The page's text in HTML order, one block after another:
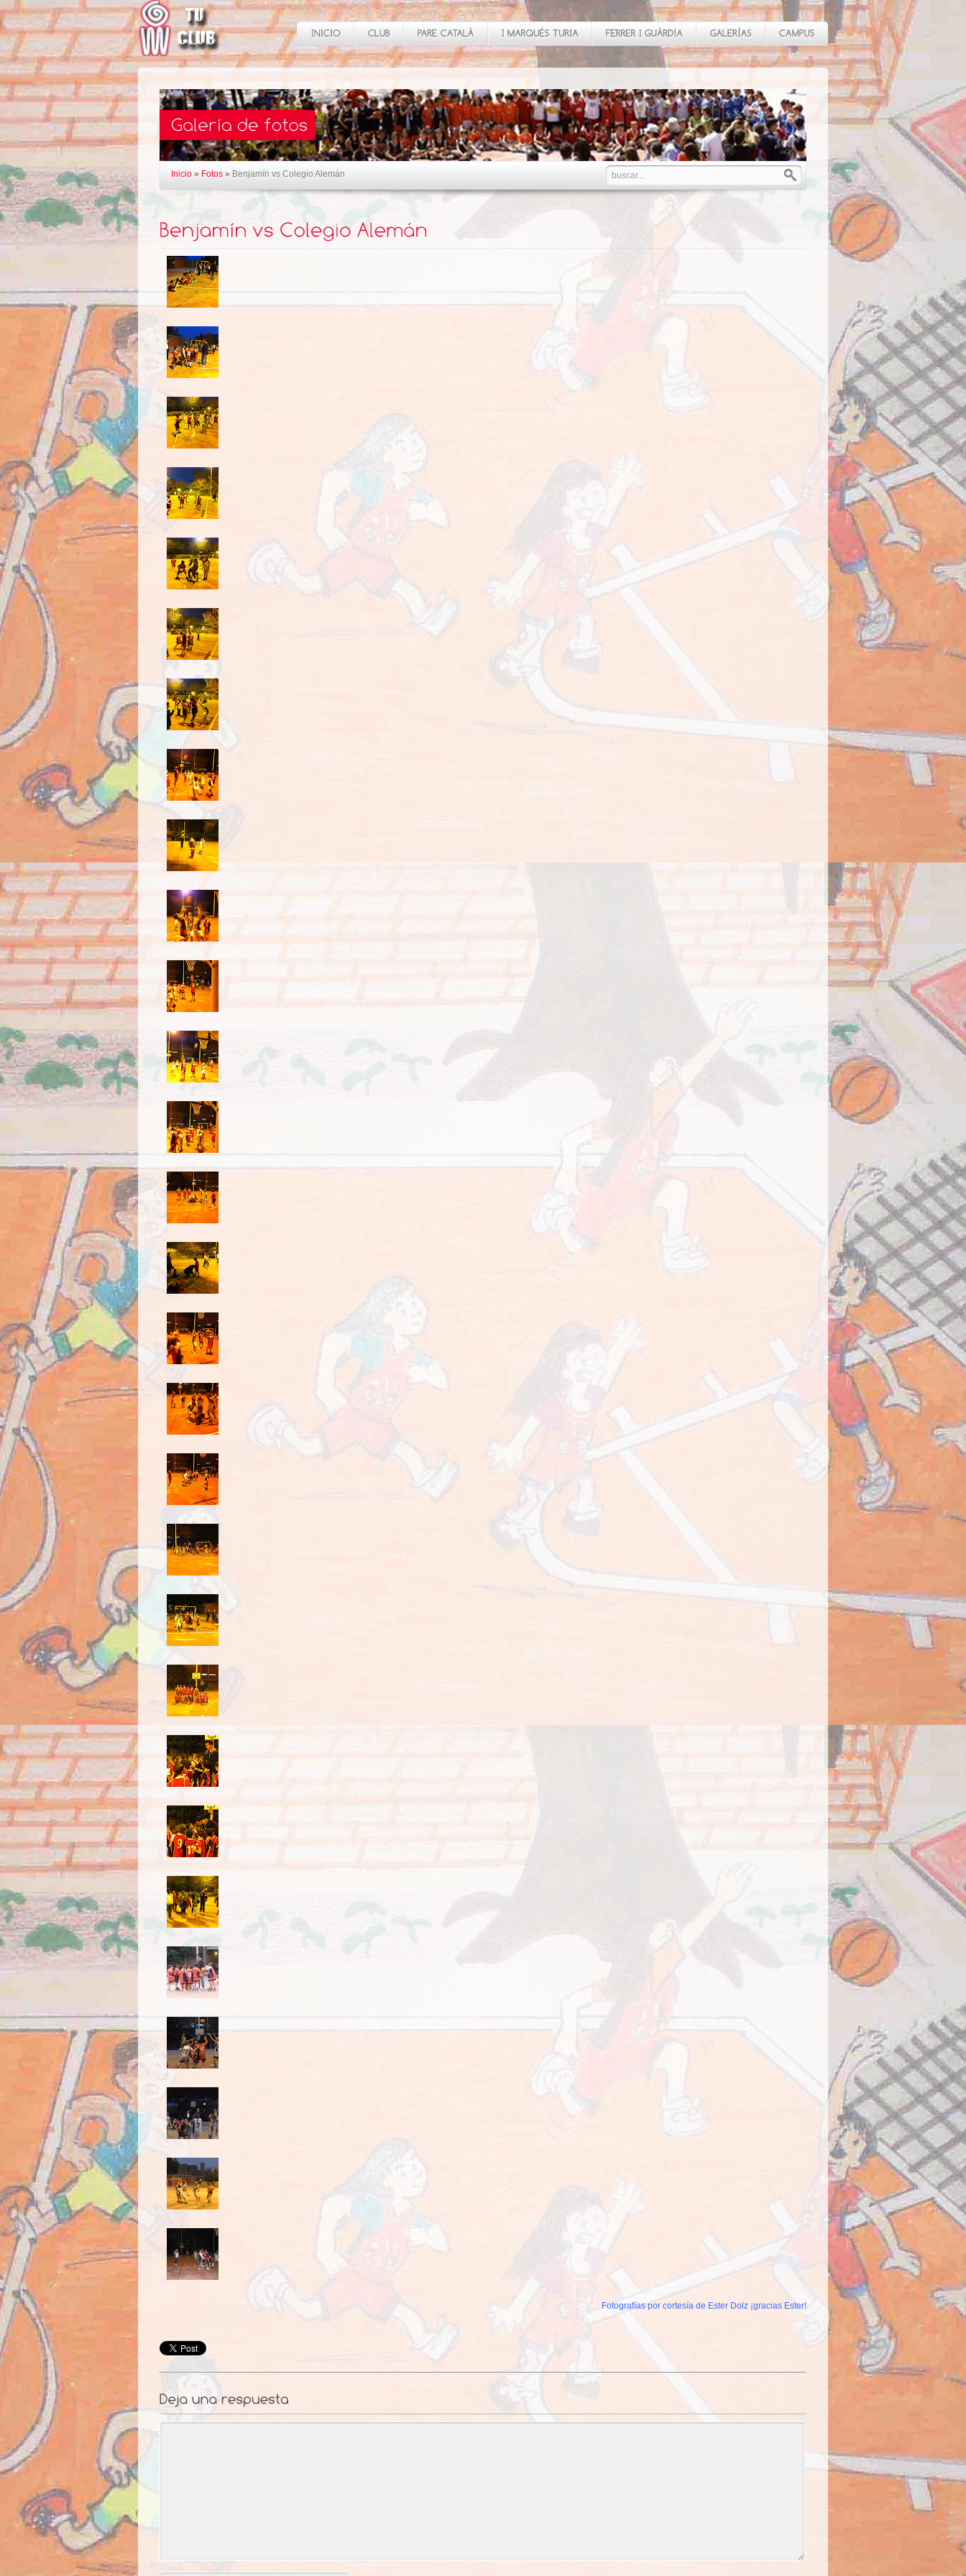
Inicio » Fotos » Benjamín vs Colegio Alemán
Fotografías por cortesía de Ester Dolz ¡gracias Ester!